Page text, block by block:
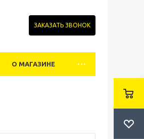
ЗАКАЗАТЬ ЗВОНОК
О МАГАЗИНЕ